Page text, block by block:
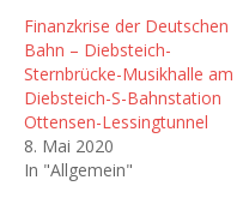
Finanzkrise der Deutschen
Bahn – Diebsteich-
Sternbrücke-Musikhalle am
Diebsteich-S-Bahnstation
Ottensen-Lessingtunnel
8. Mai 2020
In "Allgemein"